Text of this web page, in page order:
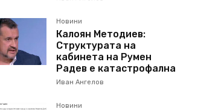
Новини
Калоян Методиев:
Структурата на
кабинета на Румен
Радев е катастрофална
Иван Ангелов
Новини